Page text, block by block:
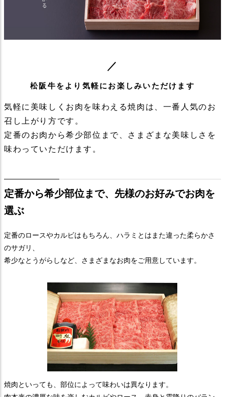
松阪牛をより気軽にお楽しみいただけます
気軽に美味しくお肉を味わえる焼肉は、一番人気のお
召し上がり方です。
定番のお肉から希少部位まで、さまざまな美味しさを
味わっていただけます。
定番から希少部位まで、先様のお好みでお肉を
選ぶ
定番のロースやカルビはもちろん、ハラミとはまた違った柔らかさ
のサガリ、
希少なとうがらしなど、さまざまなお肉をご用意しています。
焼肉といっても、部位によって味わいは異なります。